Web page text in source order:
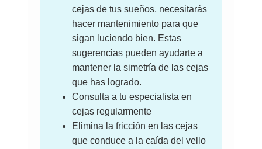
cejas de tus sueños, necesitarás
hacer mantenimiento para que
sigan luciendo bien. Estas
sugerencias pueden ayudarte a
mantener la simetría de las cejas
que has logrado.
Consulta a tu especialista en
cejas regularmente
Elimina la fricción en las cejas
que conduce a la caída del vello